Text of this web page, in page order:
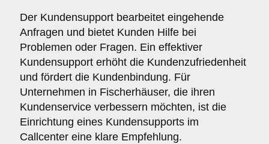
Der Kundensupport bearbeitet eingehende
Anfragen und bietet Kunden Hilfe bei
Problemen oder Fragen. Ein effektiver
Kundensupport erhöht die Kundenzufriedenheit
und fördert die Kundenbindung. Für
Unternehmen in Fischerhäuser, die ihren
Kundenservice verbessern möchten, ist die
Einrichtung eines Kundensupports im
Callcenter eine klare Empfehlung.